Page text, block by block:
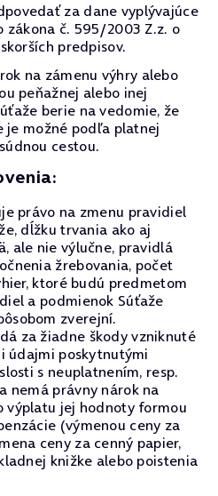
za dane vyplývajúce
zákona č. 595/2003 Z.z. o
predpisov.
na zámenu výhry alebo
peňažnej alebo inej
berie na vedomie, že
je možné podľa platnej
cestou.
právo na zmenu pravidiel
dĺžku trvania ako aj
ale nie výlučne, pravidlá
žrebovania, počet
ktoré budú predmetom
a podmienok Súťaže
zverejní.
za žiadne škody vzniknuté
údajmi poskytnutými
s neuplatnením, resp.
nemá právny nárok na
výplatu jej hodnoty formou
(výmenou ceny za
ceny za cenný papier,
knižke alebo poistenia